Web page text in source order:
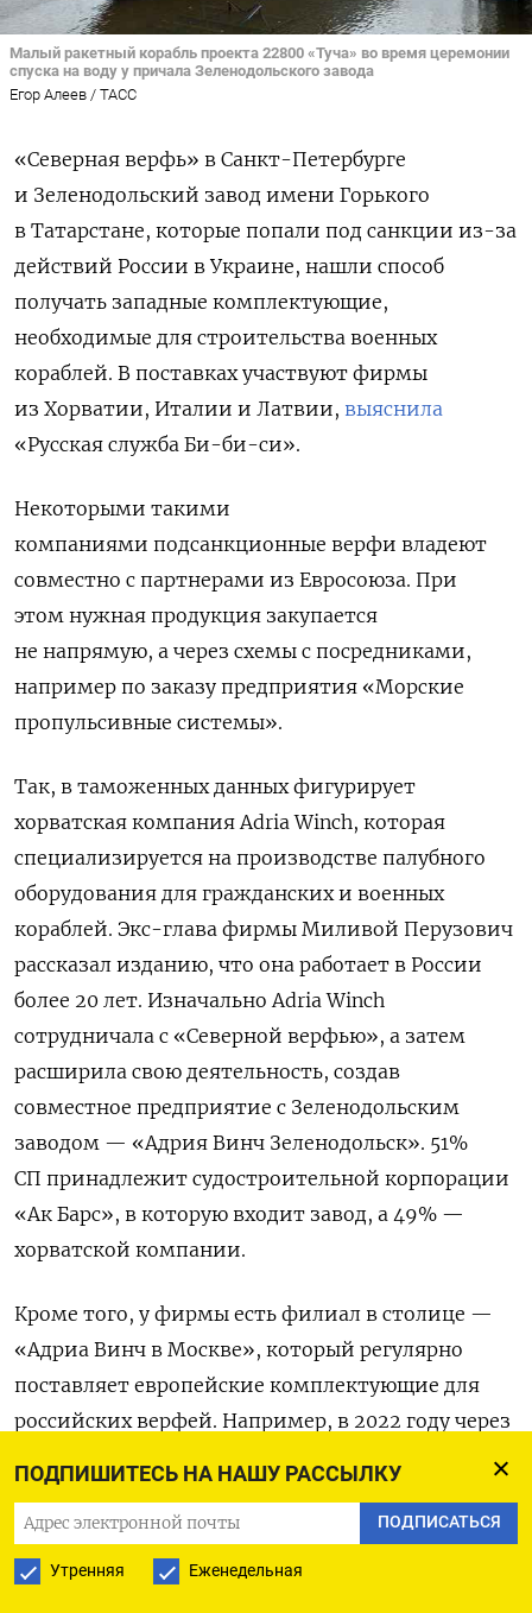
ПОДПИШИТЕСЬ НА НАШУ РАССЫЛКУ
ПОДПИСАТЬСЯ
Утренняя Еженедельная
Малый ракетный корабль проекта 22800 «Туча» во время церемонии
спуска на воду у причала Зеленодольского завода
Егор Алеев / ТАСС
«Северная верфь» в Санкт-Петербурге
и Зеленодольский завод имени Горького
в Татарстане, которые попали под санкции из-за
действий России в Украине, нашли способ
получать западные комплектующие,
необходимые для строительства военных
кораблей. В поставках участвуют фирмы
из Хорватии, Италии и Латвии, выяснила
«Русская служба Би-би-си».
Некоторыми такими
компаниями подсанкционные верфи владеют
совместно с партнерами из Евросоюза. При
этом нужная продукция закупается
не напрямую, а через схемы с посредниками,
например по заказу предприятия «Морские
пропульсивные системы».
Так, в таможенных данных фигурирует
хорватская компания Adria Winch, которая
специализируется на производстве палубного
оборудования для гражданских и военных
кораблей. Экс-глава фирмы Миливой Перузович
рассказал изданию, что она работает в России
более 20 лет. Изначально Adria Winch
сотрудничала с «Северной верфью», а затем
расширила свою деятельность, создав
совместное предприятие с Зеленодольским
заводом — «Адрия Винч Зеленодольск». 51%
СП принадлежит судостроительной корпорации
«Ак Барс», в которую входит завод, а 49% —
хорватской компании.
Кроме того, у фирмы есть филиал в столице —
«Адриа Винч в Москве», который регулярно
поставляет европейские комплектующие для
российских верфей. Например, в 2022 году через
гидравлической буксировочной лебедки,
произведенные французским Schneider Electric,
и запасные части для швартового шпиля,